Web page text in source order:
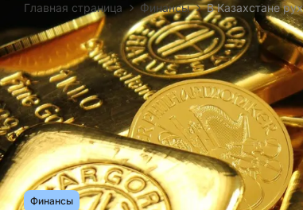
Главная страница Финансы В Казахстане
Финансы